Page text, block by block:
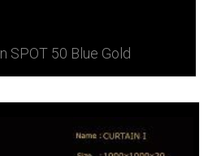
SPOT 50 Blue Gold